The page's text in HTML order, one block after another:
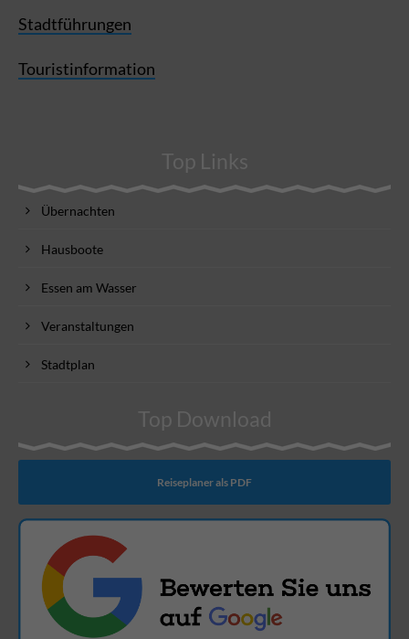
Stadtführungen
Touristinformation
Top Links
Übernachten
Hausboote
Essen am Wasser
Veranstaltungen
Stadtplan
Top Download
Reiseplaner als PDF